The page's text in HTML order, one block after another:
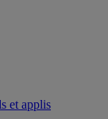
et applis